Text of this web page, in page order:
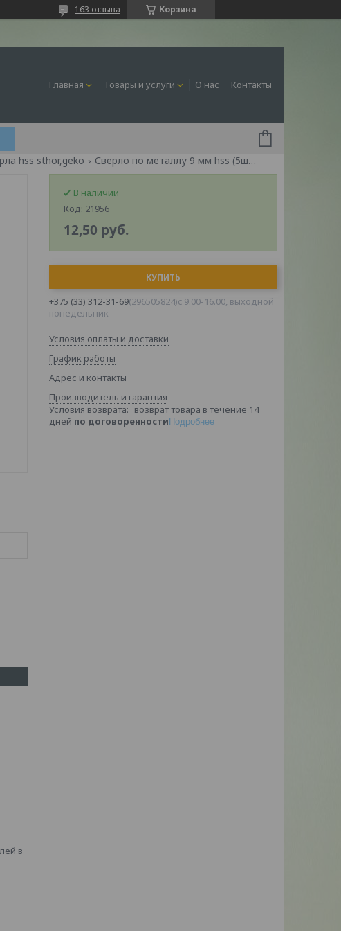
Корзина
163 отзыва
Главная Товары и услуги О нас Контакты
hss sthor,geko Сверло по металлу 9 мм hss (5шт) "sthor"21956
в
В наличии
Код: 21956
12,50 руб.
КУПИТЬ
+375 (33) 312-31-69 296505824 c 9.00-16.00, выходной
понедельник
Условия оплаты и доставки
График работы
Адрес и контакты
Производитель и гарантия
возврат товара в течение 14
дней по договоренности Подробнее